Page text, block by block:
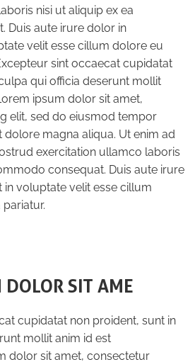
nisi ut aliquip ex ea
Duis aute irure dolor in
velit esse cillum dolore eu
sint occaecat cupidatat
qui officia deserunt mollit
ipsum dolor sit amet,
elit, sed do eiusmod tempor
magna aliqua. Ut enim ad
exercitation ullamco laboris
consequat. Duis aute irure
voluptate velit esse cillum
DOLOR SIT AME
cupidatat non proident, sunt in
mollit anim id est
dolor sit amet, consectetur